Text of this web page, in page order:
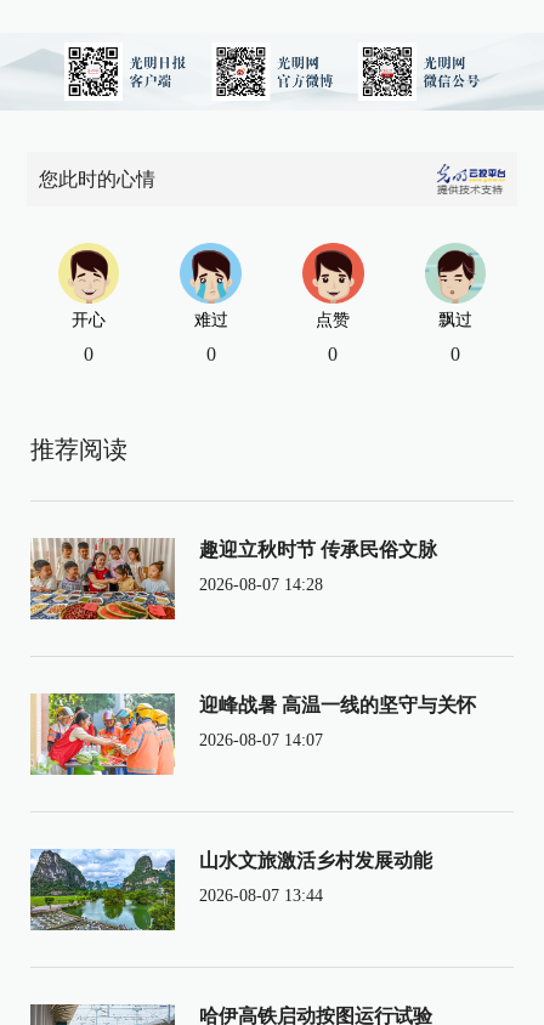
您此时的心情
开心
0
难过
0
点赞
0
飘过
0
推荐阅读
趣迎立秋时节 传承民俗文脉
2026-08-07 14:28
迎峰战暑 高温一线的坚守与关怀
2026-08-07 14:07
山水文旅激活乡村发展动能
2026-08-07 13:44
哈伊高铁启动按图运行试验